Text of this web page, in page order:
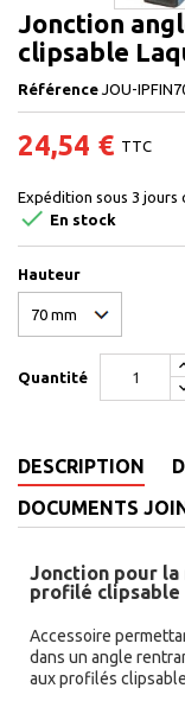
Jonction
clipsable
Référence JOU-
24,54 € TTC
Expédition sous 3 jours
 En stock
Hauteur
Quantité
DESCRIPTION
DOCUMENTS
Jonction pour
profilé clipsable
Accessoire
dans un angle
aux profilés